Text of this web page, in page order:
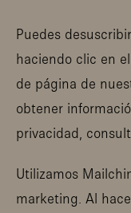
Puedes
haciendo clic en
de página de
obtener
privacidad,
Utilizamos
marketing. Al